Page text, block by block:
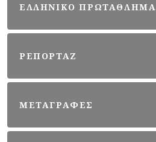
ΕΛΛΗΝΙΚΟ ΠΡΩΤΑΘΛΗΜΑ
ΡΕΠΟΡΤΑΖ
ΜΕΤΑΓΡΑΦΕΣ